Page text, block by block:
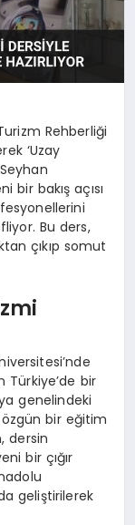
Rehberliği
‘Uzay
bir bakış açısı
Bu ders,
çıkıp somut
Türkiye’de bir
genelindeki
bir eğitim
dersin
bir çığır
geliştirilerek